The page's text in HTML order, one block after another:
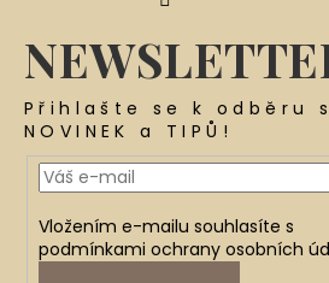
Přihlašte se k odběru
NOVINEK a TIPŮ!
Vložením e-mailu souhlasíte s
podmínkami ochrany osobních